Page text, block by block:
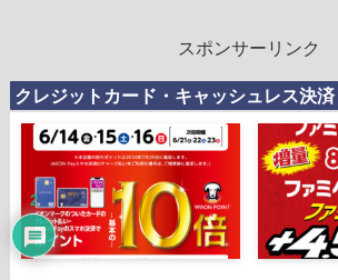
スポンサーリンク
クレジットカード・キャッシュレス決済
2